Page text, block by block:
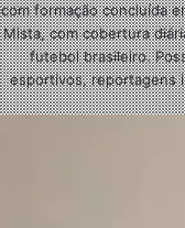
com formação concluída
Mista, com cobertura
futebol brasileiro.
esportivos, reportagens